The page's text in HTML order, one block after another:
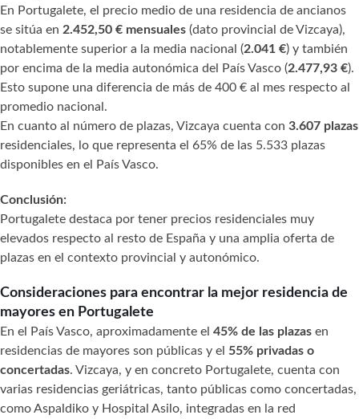
En Portugalete, el precio medio de una residencia de ancianos
se sitúa en 2.452,50 € mensuales (dato provincial de Vizcaya),
notablemente superior a la media nacional (2.041 €) y también
por encima de la media autonómica del País Vasco (2.477,93 €).
Esto supone una diferencia de más de 400 € al mes respecto al
promedio nacional.
En cuanto al número de plazas, Vizcaya cuenta con 3.607 plazas
residenciales, lo que representa el 65% de las 5.533 plazas
disponibles en el País Vasco.
Conclusión:
Portugalete destaca por tener precios residenciales muy
elevados respecto al resto de España y una amplia oferta de
plazas en el contexto provincial y autonómico.
Consideraciones para encontrar la mejor residencia de
mayores en Portugalete
En el País Vasco, aproximadamente el 45% de las plazas en
residencias de mayores son públicas y el 55% privadas o
concertadas. Vizcaya, y en concreto Portugalete, cuenta con
varias residencias geriátricas, tanto públicas como concertadas,
como Aspaldiko y Hospital Asilo, integradas en la red